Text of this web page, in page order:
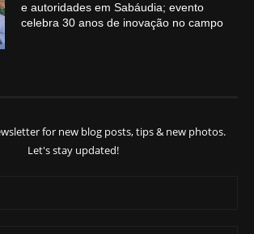
e autoridades em Sabáudia; evento
celebra 30 anos de inovação no campo
for new blog posts, tips & new photos.
Let's stay updated!